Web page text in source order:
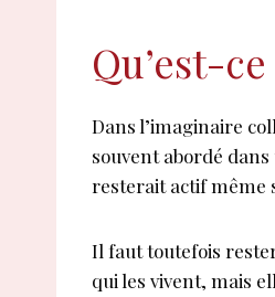
Qu’est-
Dans l’imaginaire
souvent abordé
resterait actif même
Il faut toutefois
qui les vivent, mais